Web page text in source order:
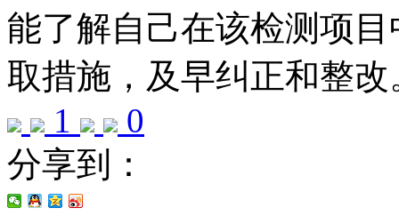
能了解自己在该检测项
取措施，及早纠正和整改
1
0
分享到：